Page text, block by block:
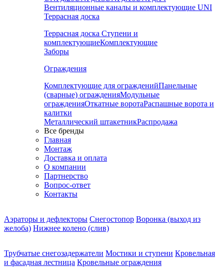
Вентиляционные каналы и комплектующие UNI
Террасная доска
Террасная доска Ступени и
комплектующиеКомплектующие
Заборы
Ограждения
Комплектующие для огражденийПанельные
(сварные) огражденияМодульные
огражденияОткатные воротаРаспашные ворота и
калитки
Металлический штакетникРаспродажа
Все бренды
Главная
Монтаж
Доставка и оплата
О компании
Партнерство
Вопрос-ответ
Контакты
Аэраторы и дефлекторы Снегостопор Воронка (выход из
желоба) Нижнее колено (слив)
Трубчатые снегозадержатели Мостики и ступени Кровельная
и фасадная лестница Кровельные ограждения